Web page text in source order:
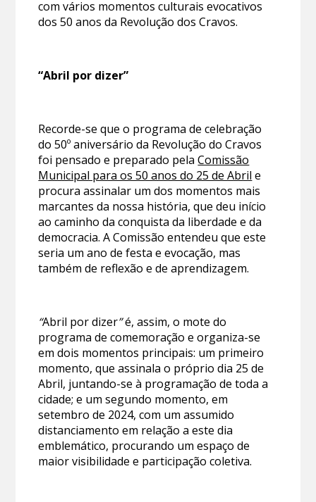
com vários momentos culturais evocativos
dos 50 anos da Revolução dos Cravos.
“Abril por dizer”
Recorde-se que o programa de celebração
do 50º aniversário da Revolução do Cravos
foi pensado e preparado pelaComissão
Municipal para os 50 anos do 25 de Abril e
procura assinalar um dos momentos mais
marcantes da nossa história, que deu início
ao caminho da conquista da liberdade e da
democracia. A Comissão entendeu que este
seria um ano de festa e evocação, mas
também de reflexão e de aprendizagem.
“Abril por dizer”é, assim, o mote do
programa de comemoração e organiza-se
em dois momentos principais: um primeiro
momento, que assinala o próprio dia 25 de
Abril, juntando-se à programação de toda a
cidade; e um segundo momento, em
setembro de 2024, com um assumido
distanciamento em relação a este dia
emblemático, procurando um espaço de
maior visibilidade e participação coletiva.